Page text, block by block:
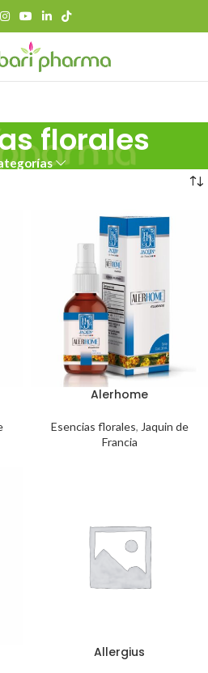
florales
Alerhome
Esencias florales, Jaquin de
Francia
Allergius